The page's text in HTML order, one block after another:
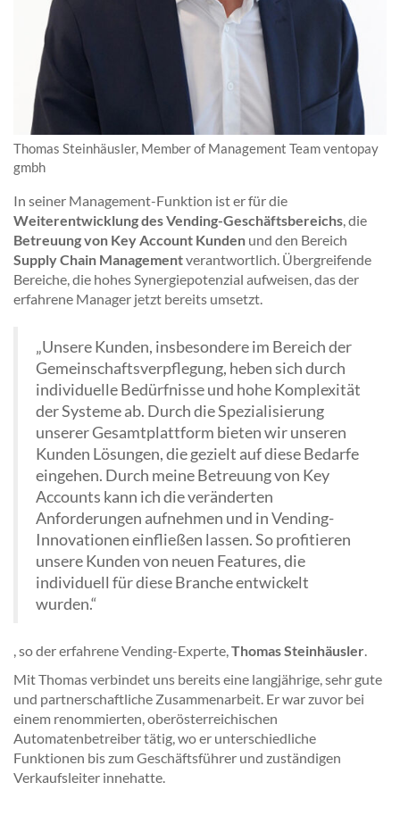
In seiner Management-Funktion ist er für die
Weiterentwicklung des Vending-Geschäftsbereichs, die
Betreuung von Key Account Kunden und den Bereich
Supply Chain Managementverantwortlich. Übergreifende
Bereiche, die hohes Synergiepotenzial aufweisen, das der
erfahrene Manager jetzt bereits umsetzt.
„Unsere Kunden, insbesondere im Bereich der
Gemeinschaftsverpflegung, heben sich durch
individuelle Bedürfnisse und hohe Komplexität
der Systeme ab. Durch die Spezialisierung
unserer Gesamtplattform bieten wir unseren
Kunden Lösungen, die gezielt auf diese Bedarfe
eingehen. Durch meine Betreuung von Key
Accounts kann ich die veränderten
Anforderungen aufnehmen und in Vending-
Innovationen einfließen lassen. So profitieren
unsere Kunden von neuen Features, die
individuell für diese Branche entwickelt
wurden.“
, so der erfahrene Vending-Experte,Thomas Steinhäusler.
Mit Thomas verbindet uns bereits eine langjährige, sehr gute
und partnerschaftliche Zusammenarbeit. Er war zuvor bei
einem renommierten, oberösterreichischen
Automatenbetreiber tätig, wo er unterschiedliche
Funktionen bis zum Geschäftsführer und zuständigen
Verkaufsleiter innehatte.
Thomas Steinhäusler, Member of Management Team ventopay
gmbh